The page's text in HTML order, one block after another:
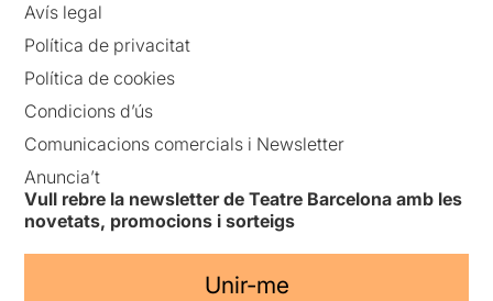
Avís legal
Política de privacitat
Política de cookies
Condicions d’ús
Comunicacions comercials i Newsletter
Anuncia’t
Vull rebre la newsletter de Teatre Barcelona amb les
novetats, promocions i sorteigs
Unir-me